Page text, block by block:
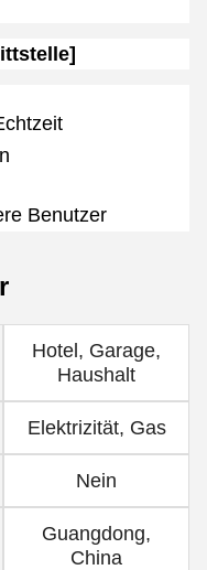
Benutzer
Hotel, Garage,
Haushalt
Elektrizität, Gas
Nein
Guangdong,
China